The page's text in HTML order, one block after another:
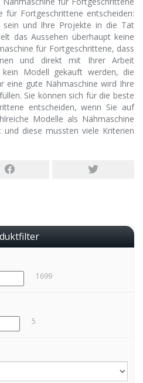
für Fortgeschrittene entscheiden:
sein und Ihre Projekte in die Tat
das Aussehen überhaupt keine
für Fortgeschrittene, dass
und direkt mit Ihrer Arbeit
Modell gekauft werden, die
eine gute Nähmaschine wird Ihre
Sie können sich für die beste
entscheiden, wenn Sie auf
Modelle als Nähmaschine
diese mussten viele Kriterien
1699
5